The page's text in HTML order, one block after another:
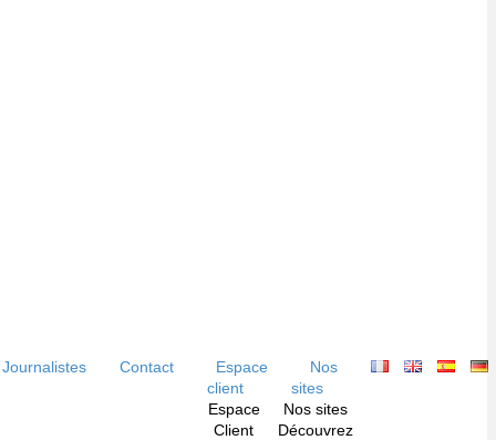
Journalistes Contact
Espace
client
Espace
Client
Nos
sites
Nos sites
Découvrez